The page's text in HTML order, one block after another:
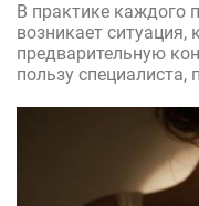
В практике каждого
возникает ситуация,
предварительную
пользу специалиста,